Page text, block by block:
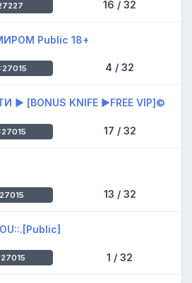
16 / 32
Public 18+
4 / 32
► [BONUS KNIFE ►FREE VIP]©
17 / 32
13 / 32
1 / 32